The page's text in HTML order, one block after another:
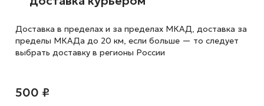
Доставка в пределах и за пределах МКАД, доставка за
пределы МКАДа до 20 км, если больше — то следует
выбрать доставку в регионы России
500 ₽